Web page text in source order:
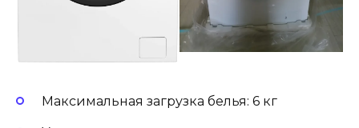
Максимальная загрузка белья: 6 кг